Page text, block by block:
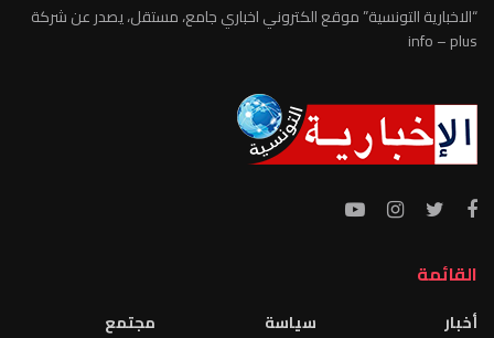
“الاخبارية التونسية” موقع الكتروني اخباري جامع، مستقل، يصدر عن شركة
info – plus
القائمة
أخبار
سياسة
مجتمع